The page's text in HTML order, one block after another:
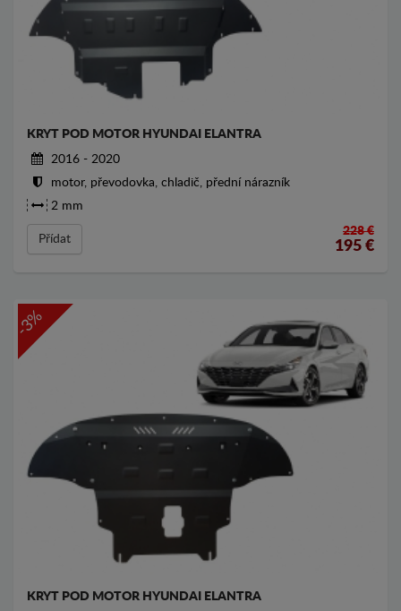
KRYT POD MOTOR HYUNDAI ELANTRA
2016 - 2020
motor, převodovka, chladič, přední nárazník
2 mm
Přídat
228 €
195 €
-3%
KRYT POD MOTOR HYUNDAI ELANTRA